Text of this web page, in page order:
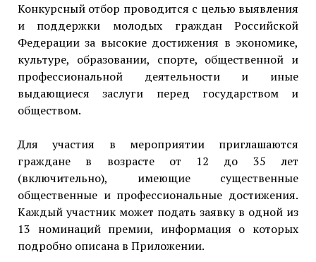
Конкурсный отбор проводится с целью выявления
и поддержки молодых граждан Российской
Федерации за высокие достижения в экономике,
культуре, образовании, спорте, общественной и
профессиональной деятельности и иные
выдающиеся заслуги перед государством и
обществом.
Для участия в мероприятии приглашаются
граждане в возрасте от 12 до 35 лет
(включительно), имеющие существенные
общественные и профессиональные достижения.
Каждый участник может подать заявку в одной из
13 номинаций премии, информация о которых
подробно описана в Приложении.